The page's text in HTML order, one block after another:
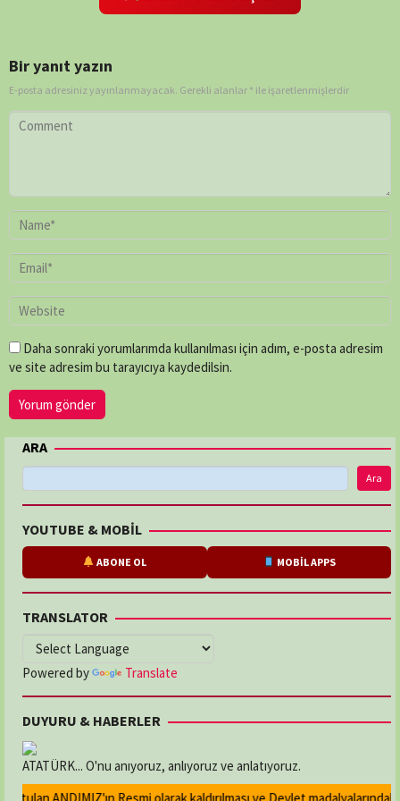
Say,
Rowe ,
Paul
Bir yanıt yazın
E-posta adresiniz yayınlanmayacak. Gerekli alanlar * ile işaretlenmişlerdir
Daha sonraki yorumlarımda kullanılması için adım, e-posta adresim
ve site adresim bu tarayıcıya kaydedilsin.
ARA
Ara
YOUTUBE & MOBİL
ABONE OL MOBİL APPS
TRANSLATOR
Powered by Translate
DUYURU & HABERLER
ATATÜRK... O'nu anıyoruz, anlıyoruz ve anlatıyoruz.
ANDIMIZ'ın Resmi olarak kaldırılması ve Devlet madalyalarındaki